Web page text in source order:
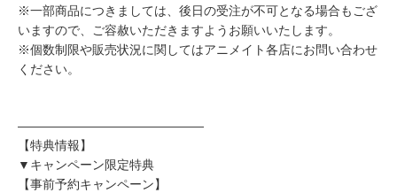
※一部商品につきましては、後日の受注が不可となる場合もござ
いますので、ご容赦いただきますようお願いいたします。
※個数制限や販売状況に関してはアニメイト各店にお問い合わせ
ください。
―――――――――――――――
【特典情報】
▼キャンペーン限定特典
【事前予約キャンペーン】